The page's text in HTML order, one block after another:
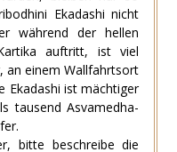
Ekadashi nicht
während der hellen
auftritt, ist viel
an einem Wallfahrtsort
Ekadashi ist mächtiger
tausend Asvamedha-
bitte beschreibe die